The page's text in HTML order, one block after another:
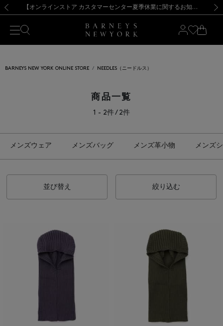
新規登録のお客様も対象！＜MY BARNEYS＞会員のお客様は11,000円（税込）以上のお買上げで常時送料無料！お買い物の際は会員登録を！
【夏季休業に伴う出荷一時停止のお知らせ】(2026.8.7) 【オンラインストア カスタマーセンター夏季休業に関するお知らせ】（2026.8.7）
【夏季休業に伴う返品・交換承り一時停止のお知らせ】（2026.8.5）
熊本県を中心とした地震の影響によるお荷物のお届けについて
【開催中】SUMMER SALEのご案内・ご注意事項 新規登録のお客様も対象！＜MY BARNEYS＞会員のお客様は11,000円（税込）以上のお買上げで常時送料無料！お買い物の際は会員登録を！
【夏季休業に伴う出荷一時停止のお知らせ】(2026.8.7)
BARNEYS NEW YORK ONLINE STORE NEEDLES（ニードルス）
商品一覧
1 - 2件 / 2件
メンズウェア メンズバッグ メンズ革小物 メンズ
並び替え 絞り込む